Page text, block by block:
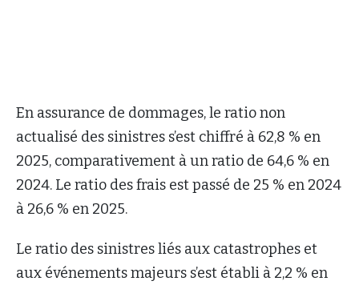
En assurance de dommages, le ratio non
actualisé des sinistres s’est chiffré à 62,8 % en
2025, comparativement à un ratio de 64,6 % en
2024. Le ratio des frais est passé de 25 % en 2024
à 26,6 % en 2025.
Le ratio des sinistres liés aux catastrophes et
aux événements majeurs s’est établi à 2,2 % en